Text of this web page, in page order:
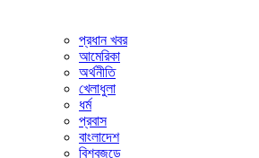
প্রধান খবর
আমেরিকা
অর্থনীতি
খেলাধুলা
ধর্ম
প্রবাস
বাংলাদেশ
বিশ্বজুড়ে